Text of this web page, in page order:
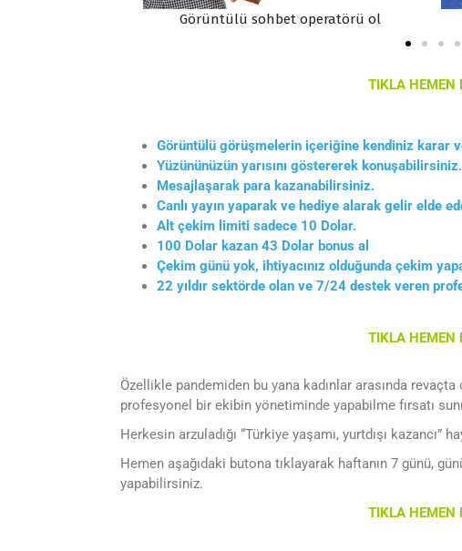
Görüntülü sohbet operatörü başvuru
TIKLA HEMEN
Görüntülü görüşmelerin içeriğine kendiniz karar
Yüzününüzün yarısını göstererek konuşabilirsiniz.
Mesajlaşarak para kazanabilirsiniz.
Canlı yayın yaparak ve hediye alarak gelir elde
Alt çekim limiti sadece 10 Dolar.
100 Dolar kazan 43 Dolar bonus al
Çekim günü yok, ihtiyacınız olduğunda çekim
22 yıldır sektörde olan ve 7/24 destek veren
TIKLA HEMEN
Özellikle pandemiden bu yana kadınlar arasında
profesyonel bir ekibin yönetiminde yapabilme fırsatı
Herkesin arzuladığı “Türkiye yaşamı, yurtdışı kazancı”
Hemen aşağıdaki butona tıklayarak haftanın 7 günü,
yapabilirsiniz.
TIKLA HEMEN